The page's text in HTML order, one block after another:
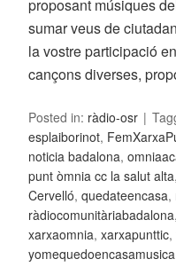
proposant músiques
sumar veus de
la vostre participació
cançons diverses,
Posted in: ràdio-osr
esplaiborinot,
noticia badalona,
punt òmnia cc la salut alta,
Cervelló, quedateencasa,
ràdiocomunitàriabadalona,
xarxaomnia, xarxapunttic,
yomequedoencasamusica